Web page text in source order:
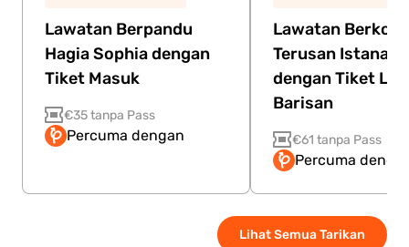
Lawatan Berpandu
Hagia Sophia dengan
Tiket Masuk
€35 tanpa Pass
Percuma dengan
Lawatan
Terusan Istana
dengan Tiket
Barisan
€61 tanpa Pass
Percuma
Lihat Semua Tarikan